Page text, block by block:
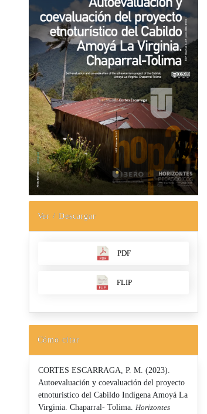
Ver / Descargar
PDF
FLIP
Cómo citar
CORTES ESCARRAGA, P. M. (2023).
Autoevaluación y coevaluación del proyecto
etnoturistico del Cabildo Indígena Amoyá La
Virginia. Chaparral- Tolima. Horizontes